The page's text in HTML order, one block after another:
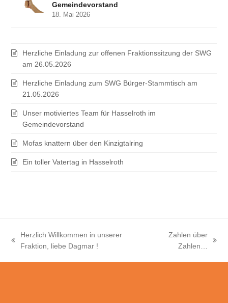
Gemeindevorstand
18. Mai 2026
Herzliche Einladung zur offenen Fraktionssitzung der SWG
am 26.05.2026
Herzliche Einladung zum SWG Bürger-Stammtisch am
21.05.2026
Unser motiviertes Team für Hasselroth im
Gemeindevorstand
Mofas knattern über den Kinzigtalring
Ein toller Vatertag in Hasselroth
vorheriger
Herzlich Willkommen in unserer
Fraktion, liebe Dagmar !
Nächster
Zahlen über
Zahlen…